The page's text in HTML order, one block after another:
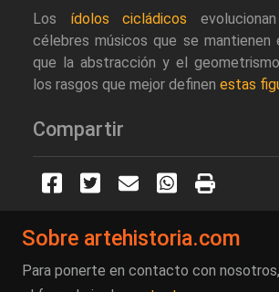
Los ídolos cicládicos
célebres músicos que se mantienen
que la abstracción y el
los rasgos que mejor definen estas
Compartir
Sobre artehistoria.com
Para ponerte en contacto con